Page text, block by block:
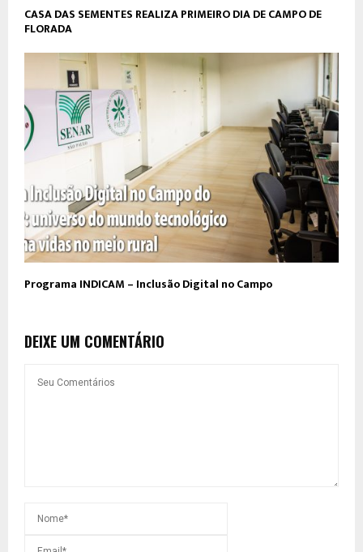
CASA DAS SEMENTES REALIZA PRIMEIRO DIA DE CAMPO DE
FLORADA
Programa INDICAM – Inclusão Digital no Campo
DEIXE UM COMENTÁRIO